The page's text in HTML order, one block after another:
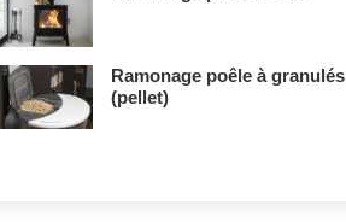
Ramonage poêle à granulés
(pellet)